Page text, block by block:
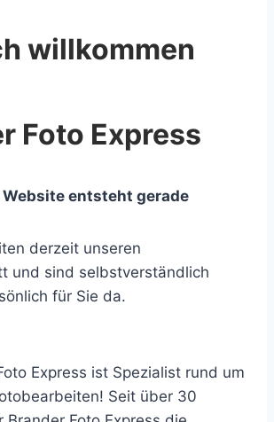
willkommen
Foto Express
Website entsteht gerade
derzeit unseren
und sind selbstverständlich
für Sie da.
Express ist Spezialist rund um
Seit über 30